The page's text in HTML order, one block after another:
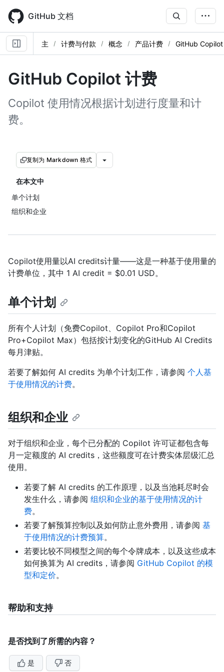
main
content
GitHub 文档
主 计费与付款 概念 产品计费 GitHub
GitHub Copilot 计费
Copilot 使用情况根据计划进行度量和计
费。
复制为 Markdown 格式
在本文中
单个计划
组织和企业
Copilot使用量以AI credits计量——这是一种基于使用量的
计费单位，其中 1 AI credit = $0.01 USD。
单个计划
所有个人计划（免费Copilot、Copilot Pro和Copilot
Pro+Copilot Max）包括按计划变化的GitHub AI Credits
每月津贴。
若要了解如何 AI credits 为单个计划工作，请参阅 个人基
于使用情况的计费。
组织和企业
对于组织和企业，每个已分配的 Copilot 许可证都包含每
月一定额度的 AI credits，这些额度可在计费实体层级汇总
使用。
若要了解 AI credits 的工作原理，以及当池耗尽时会
发生什么，请参阅 组织和企业的基于使用情况的计
费。
若要了解预算控制以及如何防止意外费用，请参阅 基
于使用情况的计费预算。
若要比较不同模型之间的每个令牌成本，以及这些成本
如何换算为 AI credits，请参阅 GitHub Copilot 的模
型和定价。
帮助和支持
是否找到了所需的内容？
是 否